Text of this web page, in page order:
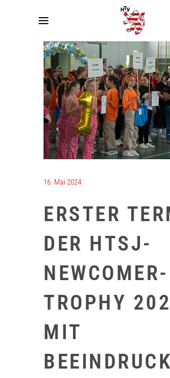
16. Mai 2024
ERSTER
DER HTSJ-
NEWCOMER-
TROPHY
MIT